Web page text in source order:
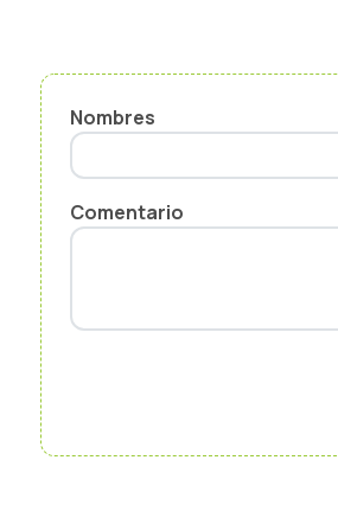
Nombres
Comentario